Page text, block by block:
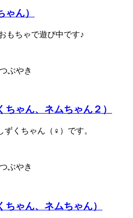
ん）
もちゃで遊び中です♪
ぶやき
ゃん、ネムちゃん２）
くちゃん（♀）です。
ぶやき
ゃん、ネムちゃん）